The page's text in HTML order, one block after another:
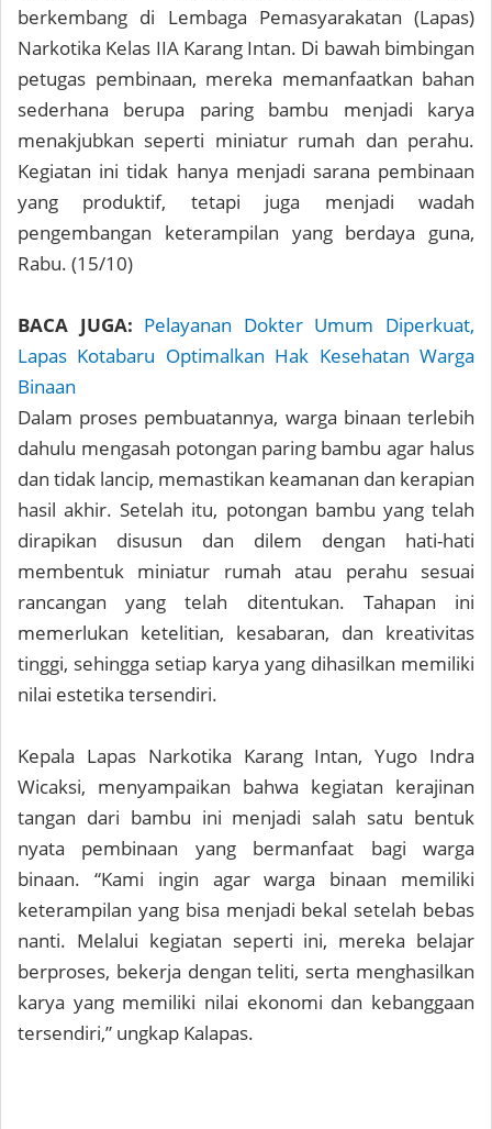
berkembang di Lembaga Pemasyarakatan (Lapas)
Narkotika Kelas IIA Karang Intan. Di bawah bimbingan
petugas pembinaan, mereka memanfaatkan bahan
sederhana berupa paring bambu menjadi karya
menakjubkan seperti miniatur rumah dan perahu.
Kegiatan ini tidak hanya menjadi sarana pembinaan
yang produktif, tetapi juga menjadi wadah
pengembangan keterampilan yang berdaya guna,
Rabu. (15/10)
BACA JUGA: Pelayanan Dokter Umum Diperkuat,
Lapas Kotabaru Optimalkan Hak Kesehatan Warga
Binaan
Dalam proses pembuatannya, warga binaan terlebih
dahulu mengasah potongan paring bambu agar halus
dan tidak lancip, memastikan keamanan dan kerapian
hasil akhir. Setelah itu, potongan bambu yang telah
dirapikan disusun dan dilem dengan hati-hati
membentuk miniatur rumah atau perahu sesuai
rancangan yang telah ditentukan. Tahapan ini
memerlukan ketelitian, kesabaran, dan kreativitas
tinggi, sehingga setiap karya yang dihasilkan memiliki
nilai estetika tersendiri.
Kepala Lapas Narkotika Karang Intan, Yugo Indra
Wicaksi, menyampaikan bahwa kegiatan kerajinan
tangan dari bambu ini menjadi salah satu bentuk
nyata pembinaan yang bermanfaat bagi warga
binaan. “Kami ingin agar warga binaan memiliki
keterampilan yang bisa menjadi bekal setelah bebas
nanti. Melalui kegiatan seperti ini, mereka belajar
berproses, bekerja dengan teliti, serta menghasilkan
karya yang memiliki nilai ekonomi dan kebanggaan
tersendiri,” ungkap Kalapas.